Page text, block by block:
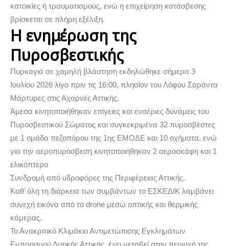
κατοικίες ή τραυματισμούς, ενώ η επιχείρηση κατάσβεσης
βρίσκεται σε πλήρη εξέλιξη.
Η ενημέρωση της
Πυροσβεστικής
Πυρκαγιά σε χαμηλή βλάστηση εκδηλώθηκε σήμερα 3
Ιουλίου 2026 λίγο πριν τις 16:00, πλησίον του Λόφου Σαράντα
Μάρτυρες στις Αχαρνές Αττικής.
Άμεσα κινητοποιήθηκαν επίγειες και εναέριες δυνάμεις του
Πυροσβεστικού Σώματος και συγκεκριμένα 32 πυροσβέστες
με 1 ομάδα πεζοπόρου της 1ης ΕΜΟΔΕ και 10 οχήματα, ενώ
για την αεροπυρόσβεση κινητοποιήθηκαν 2 αεροσκάφη και 1
ελικόπτερο
Συνδρομή από υδροφόρες της Περιφέρειας Αττικής.
Καθ’ όλη τη διάρκεια των συμβάντων το ΕΣΚΕΔΙΚ λαμβάνει
συνεχή εικόνα από το drone μέσω οπτικής και θερμικής
κάμερας.
Το Ανακριτικό Κλιμάκιο Αντιμετώπισης Εγκλημάτων